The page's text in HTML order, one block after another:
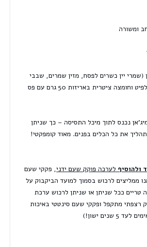
ומשורה
(שמרי יין כשרים לפסח, מזין שמרים, שבבי
עץ אלון, מטהביסולפיט וחומצה ציטרית באריזות 50 גרם עם פס
נכנס לתוך מיכל התסיסה – כך שניתן
את כל הכלים בפנים. מאוד קומפקטי!
ולהוסיף לערכה פוקק שעם ידני, פקקי שעם
ממליצים לרכוש בסמוך למועד הביקבוק על
טריים ככל שניתן או שניתן לרכוש ערכת
רצפתי מתקפל ופקקי שעם סינטטי באיכות
שנים ישון!)